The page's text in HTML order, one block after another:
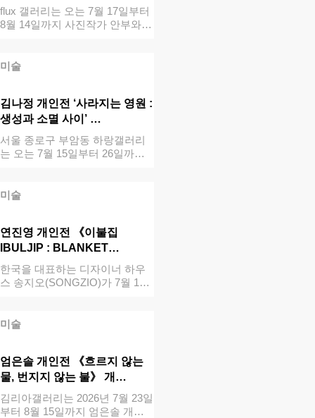
flux 갤러리는 오는 7월 17일부터
8월 14일까지 사진작가 안부와
미술
김나정 개인전 ‘사라지는 영원 :
생성과 소멸 사이’ …
서울 종로구 부암동 하랑갤러리
는 오는 7월 15일부터 26일까지
미술
연진영 개인전 《이불집
IBULJIP : BLANKET…
한국을 대표하는 디자이너 하우
스 송지오(SONGZIO)가 7월 10
미술
엄은솔 개인전 《흐르지 않는
물, 번지지 않는 불》 개…
김리아갤러리는 2026년 7월 23일
부터 8월 15일까지 엄은솔 개인